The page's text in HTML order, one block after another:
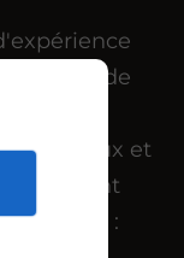
rapide et de
et
souriant
possible :